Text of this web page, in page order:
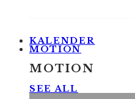
KALENDER
MOTION
MOTION
SEE ALL